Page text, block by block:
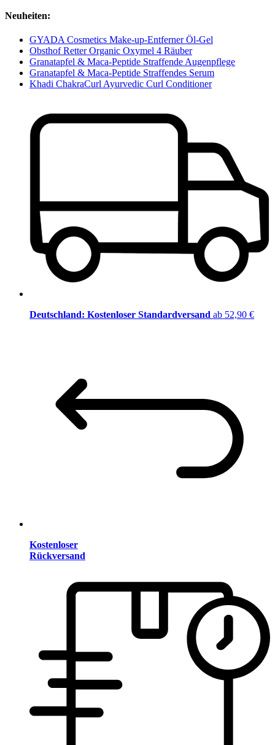
Neuheiten:
GYADA Cosmetics Make-up-Entferner Öl-Gel
Obsthof Retter Organic Oxymel 4 Räuber
Granatapfel & Maca-Peptide Straffende Augenpflege
Granatapfel & Maca-Peptide Straffendes Serum
Khadi ChakraCurl Ayurvedic Curl Conditioner
Deutschland: Kostenloser Standardversand ab 52,90 €
Kostenloser
Rückversand